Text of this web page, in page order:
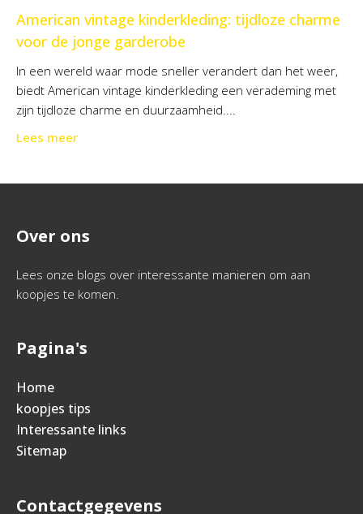
American vintage kinderkleding: tijdloze charme
voor de jonge garderobe
In een wereld waar mode sneller verandert dan het weer,
biedt American vintage kinderkleding een verademing met
zijn tijdloze charme en duurzaamheid....
Lees meer
Over ons
Lees onze blogs over interessante manieren om aan
koopjes te komen.
Pagina's
Home
koopjes tips
Interessante links
Sitemap
Contactgegevens